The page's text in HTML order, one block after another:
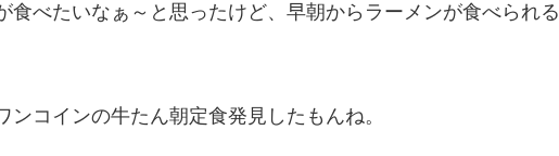
食べたいなぁ～と思ったけど、早朝からラーメンが食べられる
コインの牛たん朝定食発見したもんね。